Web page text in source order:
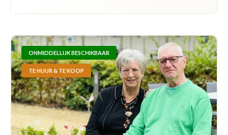
ONMIDDELLIJK BESCHIKBAAR
TE HUUR & TE KOOP